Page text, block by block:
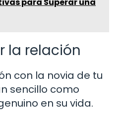
la relación
con la novia de tu
sencillo como
en su vida.